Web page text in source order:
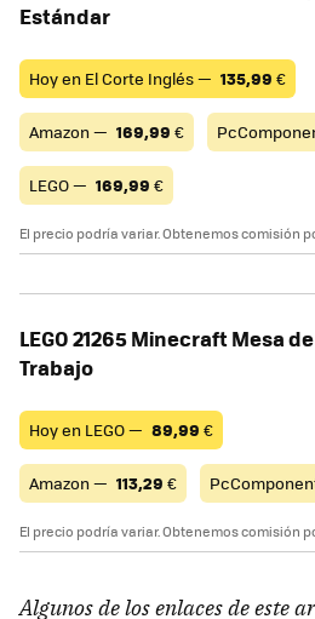
Estándar
Hoy en El Corte Inglés — 135,99 €
Amazon — 169,99 €
LEGO — 169,99 €
El precio podría variar. Obtenemos comisión
LEGO 21265 Minecraft Mesa de
Trabajo
Hoy en LEGO — 89,99 €
Amazon — 113,29 €
El precio podría variar. Obtenemos comisión
Algunos de los enlaces de este